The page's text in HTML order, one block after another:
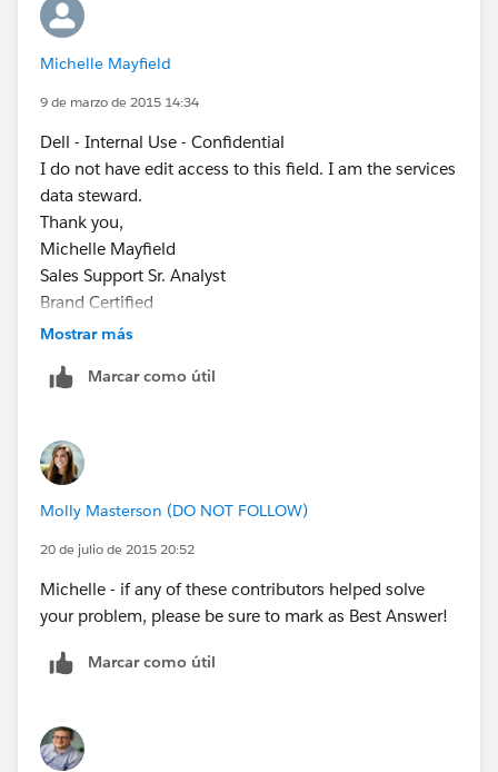
Michelle Mayfield
9 de marzo de 2015 14:34
Dell - Internal Use - Confidential
I do not have edit access to this field. I am the services
data steward.
Thank you,
Michelle Mayfield
Sales Support Sr. Analyst
Brand Certified
Dell | Global Services Sales Operations
Fax + 1.512.283.1463
Mostrar más
Marcar como útil
Molly Masterson (DO NOT FOLLOW)
20 de julio de 2015 20:52
Michelle - if any of these contributors helped solve
your problem, please be sure to mark as Best Answer!
Marcar como útil